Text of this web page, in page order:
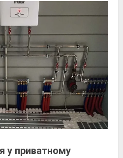
у приватному